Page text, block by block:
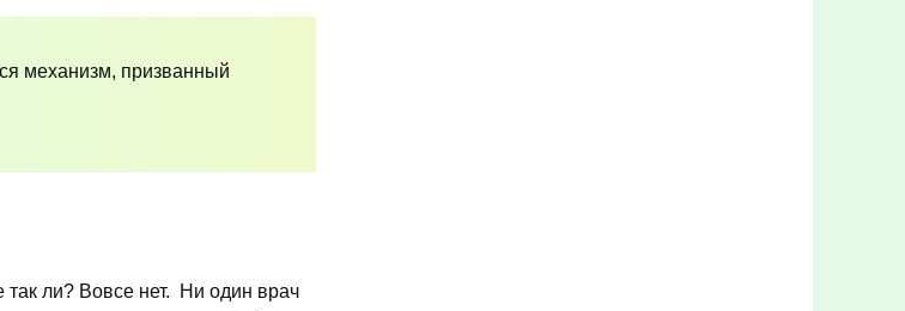
механизм, призванный
так ли? Вовсе нет. Ни один врач